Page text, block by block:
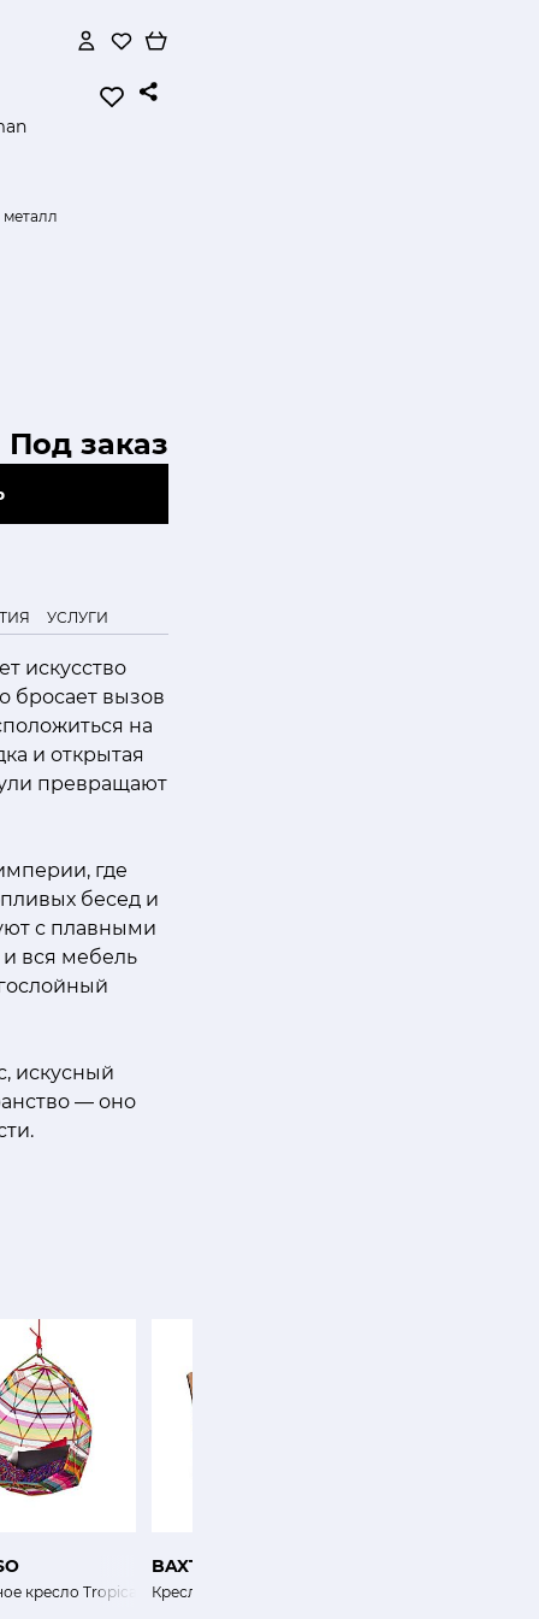
металл
Под заказ
УСЛУГИ
искусство
бросает вызов
на
и открытая
превращают
где
бесед и
с плавными
вся мебель
искусный
— оно
кресло Tropicalia
BAXTER
Кресло Мэрилин